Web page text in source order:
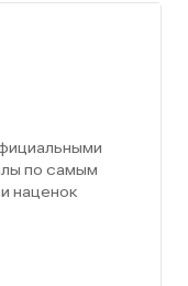
по самым
наценок